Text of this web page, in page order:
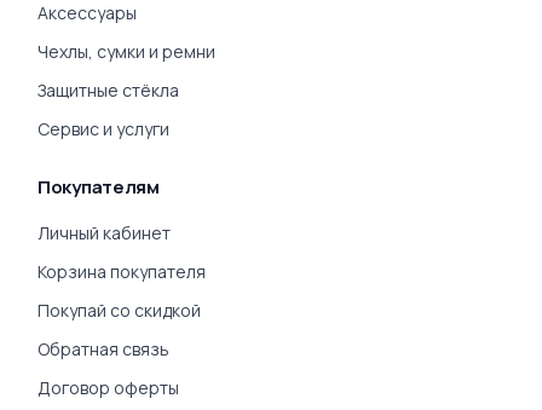
Аксессуары
Чехлы, сумки и ремни
Защитные стёкла
Сервис и услуги
Покупателям
Личный кабинет
Корзина покупателя
Покупай со скидкой
Обратная связь
Договор оферты